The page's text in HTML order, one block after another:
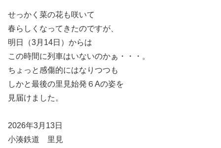
せっかく菜の花も咲いて
春らしくなってきたのですが、
明日（3月14日）からは
この時間に列車はいないのかぁ・・・。
ちょっと感傷的にはなりつつも
しかと最後の里見始発６Aの姿を
見届けました。
2026年3月13日
小湊鉄道 里見